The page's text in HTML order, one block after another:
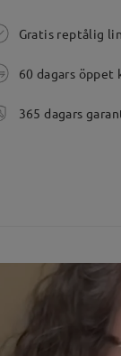
Gratis reptålig
60 dagars öppet
365 dagars